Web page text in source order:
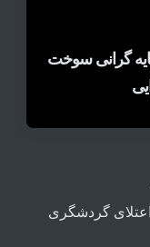
گرانی سوختو
رقابت در شرق
کرد/
گردشگری